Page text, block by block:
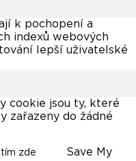
k pochopení a
indexů webových
lepší uživatelské
cookie jsou ty, které
zařazeny do žádné
zde Save My